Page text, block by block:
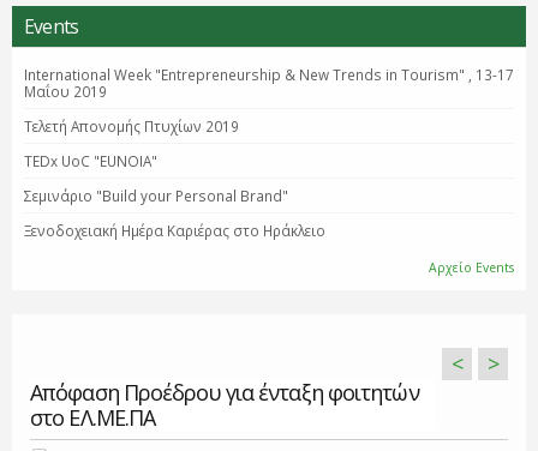
Events
International Week "Entrepreneurship & New Trends in Tourism" , 13-17
Μαΐου 2019
Τελετή Απονομής Πτυχίων 2019
TEDx UoC "EUNOIA"
Σεμινάριο "Βuild your Personal Brand"
Ξενοδοχειακή Ημέρα Καριέρας στο Ηράκλειο
Αρχείο Events
Απόφαση Προέδρου για ένταξη φοιτητών
στο ΕΛ.ΜΕ.ΠΑ
< >